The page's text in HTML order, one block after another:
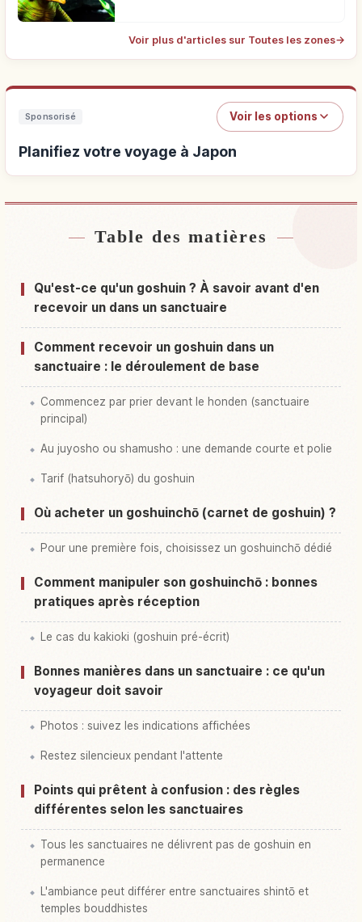
Voir plus d'articles sur Toutes les zones→
Sponsorisé Voir les options
Planifiez votre voyage à Japon
Hébergements près de Japon
Activités à Japon↗
Table des matières
Qu'est-ce qu'un goshuin ? À savoir avant d'en
recevoir un dans un sanctuaire
Comment recevoir un goshuin dans un
sanctuaire : le déroulement de base
Commencez par prier devant le honden (sanctuaire
principal)
Au juyosho ou shamusho : une demande courte et polie
Tarif (hatsuhoryō) du goshuin
Où acheter un goshuinchō (carnet de goshuin) ?
Pour une première fois, choisissez un goshuinchō dédié
Comment manipuler son goshuinchō : bonnes
pratiques après réception
Le cas du kakioki (goshuin pré-écrit)
Bonnes manières dans un sanctuaire : ce qu'un
voyageur doit savoir
Photos : suivez les indications affichées
Restez silencieux pendant l'attente
Points qui prêtent à confusion : des règles
différentes selon les sanctuaires
Tous les sanctuaires ne délivrent pas de goshuin en
permanence
L'ambiance peut différer entre sanctuaires shintō et
temples bouddhistes